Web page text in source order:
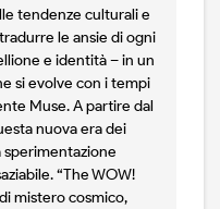
tendenze culturali e
le ansie di ogni
e identità – in un
si evolve con i tempi
Muse. A partire dal
nuova era dei
sperimentazione
“The WOW!
mistero cosmico,